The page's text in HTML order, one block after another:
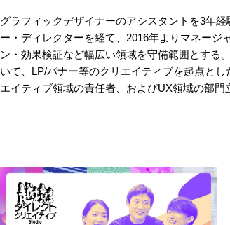
グラフィックデザイナーのアシスタントを3年
ー・ディレクターを経て、2016年よりマネージ
ン・効果検証など幅広い領域を守備範囲とする
いて、LP/バナー等のクリエイティブを起点と
エイティブ領域の責任者、およびUX領域の部門